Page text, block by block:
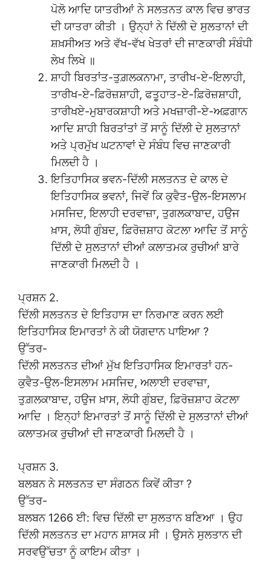
ਪੋਲੋ ਆਦਿ ਯਾਤਰੀਆਂ ਨੇ ਸਲਤਨਤ ਕਾਲ ਵਿਚ ਭਾਰਤ
ਦੀ ਯਾਤਰਾ ਕੀਤੀ । ਉਨ੍ਹਾਂ ਨੇ ਦਿੱਲੀ ਦੇ ਸੁਲਤਾਨਾਂ ਦੀ
ਸ਼ਖ਼ਸੀਅਤ ਅਤੇ ਵੱਖ-ਵੱਖ ਖੇਤਰਾਂ ਦੀ ਜਾਣਕਾਰੀ ਸੰਬੰਧੀ
ਲੇਖ ਲਿਖੇ ॥
ਸ਼ਾਹੀ ਬਿਰਤਾਂਤ-ਤੁਗ਼ਲਕਨਾਮਾ, ਤਾਰੀਖ-ਏ-ਇਲਾਹੀ,
ਤਾਰੀਖ-ਏ-ਫ਼ਿਰੋਜ਼ਸ਼ਾਹੀ, ਫਤੂਹਾਤ-ਏ-ਫ਼ਿਰੋਜ਼ਸ਼ਾਹੀ,
ਤਾਰੀਖਏ-ਮੁਬਾਰਕਸ਼ਾਹੀ ਅਤੇ ਮਖਜ਼ਾਰੀ-ਏ-ਅਫ਼ਗਾਨ
ਆਦਿ ਸ਼ਾਹੀ ਬਿਰਤਾਂਤਾਂ ਤੋਂ ਸਾਨੂੰ ਦਿੱਲੀ ਦੇ ਸੁਲਤਾਨਾਂ
ਅਤੇ ਪ੍ਰਮੁੱਖ ਘਟਨਾਵਾਂ ਦੇ ਸੰਬੰਧ ਵਿਚ ਜਾਣਕਾਰੀ
ਮਿਲਦੀ ਹੈ ।
ਇਤਿਹਾਸਿਕ ਭਵਨ-ਦਿੱਲੀ ਸਲਤਨਤ ਦੇ ਕਾਲ ਦੇ
ਇਤਿਹਾਸਿਕ ਭਵਨਾਂ, ਜਿਵੇਂ ਕਿ ਕੁਵੈਤ-ਉਲ-ਇਸਲਾਮ
ਮਸਜਿਦ, ਇਲਾਹੀ ਦਰਵਾਜ਼ਾ, ਤੁਗਲਕਾਬਾਦ, ਹਉਜ
ਖ਼ਾਸ, ਲੋਧੀ ਗੁੰਬਦ, ਫ਼ਿਰੋਜ਼ਸ਼ਾਹ ਕੋਟਲਾ ਆਦਿ ਤੋਂ ਸਾਨੂੰ
ਦਿੱਲੀ ਦੇ ਸੁਲਤਾਨਾਂ ਦੀਆਂ ਕਲਾਤਮਕ ਰੁਚੀਆਂ ਬਾਰੇ
ਜਾਣਕਾਰੀ ਮਿਲਦੀ ਹੈ ।
ਪ੍ਰਸ਼ਨ 2.
ਦਿੱਲੀ ਸਲਤਨਤ ਦੇ ਇਤਿਹਾਸ ਦਾ ਨਿਰਮਾਣ ਕਰਨ ਲਈ
ਇਤਿਹਾਸਿਕ ਇਮਾਰਤਾਂ ਨੇ ਕੀ ਯੋਗਦਾਨ ਪਾਇਆ ?
ਉੱਤਰ-
ਦਿੱਲੀ ਸਲਤਨਤ ਦੀਆਂ ਮੁੱਖ ਇਤਿਹਾਸਿਕ ਇਮਾਰਤਾਂ ਹਨ-
ਕੁਵੈਤ-ਉਲ-ਇਸਲਾਮ ਮਸਜਿਦ, ਅਲਾਈ ਦਰਵਾਜ਼ਾ,
ਤੁਗ਼ਲਕਾਬਾਦ, ਹਉਜ ਖ਼ਾਸ, ਲੋਧੀ ਗੁੰਬਦ, ਫ਼ਿਰੋਜ਼ਸ਼ਾਹ ਕੋਟਲਾ
ਆਦਿ । ਇਨ੍ਹਾਂ ਇਮਾਰਤਾਂ ਤੋਂ ਸਾਨੂੰ ਦਿੱਲੀ ਦੇ ਸੁਲਤਾਨਾਂ ਦੀਆਂ
ਕਲਾਤਮਕ ਰੁਚੀਆਂ ਦੀ ਜਾਣਕਾਰੀ ਮਿਲਦੀ ਹੈ ।
ਪ੍ਰਸ਼ਨ 3.
ਬਲਬਨ ਨੇ ਸਲਤਨਤ ਦਾ ਸੰਗਠਨ ਕਿਵੇਂ ਕੀਤਾ ?
ਉੱਤਰ-
ਬਲਬਨ 1266 ਈ: ਵਿਚ ਦਿੱਲੀ ਦਾ ਸੁਲਤਾਨ ਬਣਿਆ । ਉਹ
ਦਿੱਲੀ ਸਲਤਨਤ ਦਾ ਮਹਾਨ ਸ਼ਾਸਕ ਸੀ । ਉਸਨੇ ਸੁਲਤਾਨ ਦੀ
ਸਰਵਉੱਚਤਾ ਨੂੰ ਕਾਇਮ ਕੀਤਾ ।